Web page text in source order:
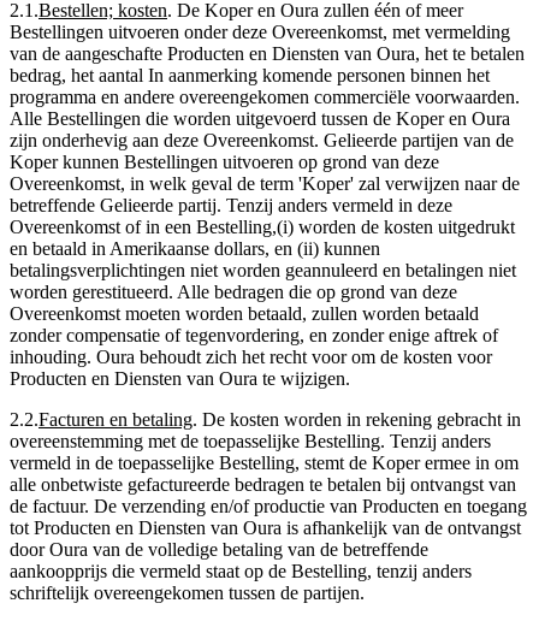
2.1 .Bestellen; kosten. De Koper en Oura zullen één of meer
Bestellingen uitvoeren onder deze Overeenkomst, met vermelding
van de aangeschafte Producten en Diensten van Oura, het te betalen
bedrag, het aantal In aanmerking komende personen binnen het
programma en andere overeengekomen commerciële voorwaarden.
Alle Bestellingen die worden uitgevoerd tussen de Koper en Oura
zijn onderhevig aan deze Overeenkomst. Gelieerde partijen van de
Koper kunnen Bestellingen uitvoeren op grond van deze
Overeenkomst, in welk geval de term 'Koper' zal verwijzen naar de
betreffende Gelieerde partij. Tenzij anders vermeld in deze
Overeenkomst of in een Bestelling,(i) worden de kosten uitgedrukt
en betaald in Amerikaanse dollars, en (ii) kunnen
betalingsverplichtingen niet worden geannuleerd en betalingen niet
worden gerestitueerd. Alle bedragen die op grond van deze
Overeenkomst moeten worden betaald, zullen worden betaald
zonder compensatie of tegenvordering, en zonder enige aftrek of
inhouding. Oura behoudt zich het recht voor om de kosten voor
Producten en Diensten van Oura te wijzigen.
2.2.Facturen en betaling. De kosten worden in rekening gebracht in
overeenstemming met de toepasselijke Bestelling. Tenzij anders
vermeld in de toepasselijke Bestelling, stemt de Koper ermee in om
alle onbetwiste gefactureerde bedragen te betalen bij ontvangst van
de factuur. De verzending en/of productie van Producten en toegang
tot Producten en Diensten van Oura is afhankelijk van de ontvangst
door Oura van de volledige betaling van de betreffende
aankoopprijs die vermeld staat op de Bestelling, tenzij anders
schriftelijk overeengekomen tussen de partijen.